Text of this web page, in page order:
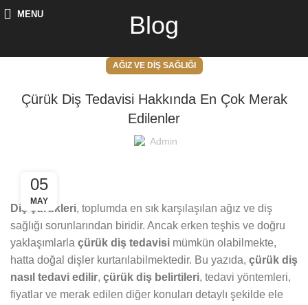
MENU Blog
AĞIZ VE DIŞ SAĞLIĞI
Çürük Diş Tedavisi Hakkında En Çok Merak
Edilenler
Admin
05
MAY
Diş çürükleri, toplumda en sık karşılaşılan ağız ve diş
sağlığı sorunlarından biridir. Ancak erken teşhis ve doğru
yaklaşımlarla çürük diş tedavisi mümkün olabilmekte,
hatta doğal dişler kurtarılabilmektedir. Bu yazıda, çürük diş
nasıl tedavi edilir, çürük diş belirtileri, tedavi yöntemleri,
fiyatlar ve merak edilen diğer konuları detaylı şekilde ele